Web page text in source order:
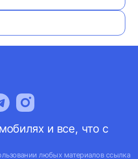
и все, что с
любых материалов ссылка